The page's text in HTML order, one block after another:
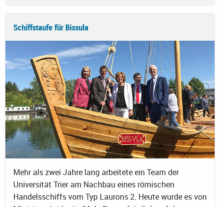
Schiffstaufe für Bissula
Mehr als zwei Jahre lang arbeitete ein Team der
Universität Trier am Nachbau eines römischen
Handelsschiffs vom Typ Laurons 2. Heute wurde es von